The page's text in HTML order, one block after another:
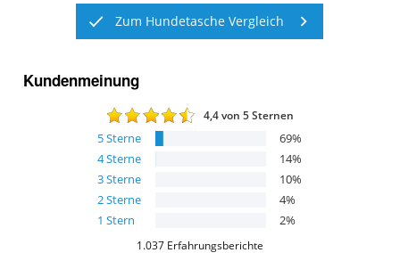
Zum Hundetasche Vergleich
Kundenmeinung
4,4von 5 Sternen
5Sterne 69%
4Sterne 14%
3Sterne 10%
2Sterne 4%
1 Stern 2%
1.037 Erfahrungsberichte